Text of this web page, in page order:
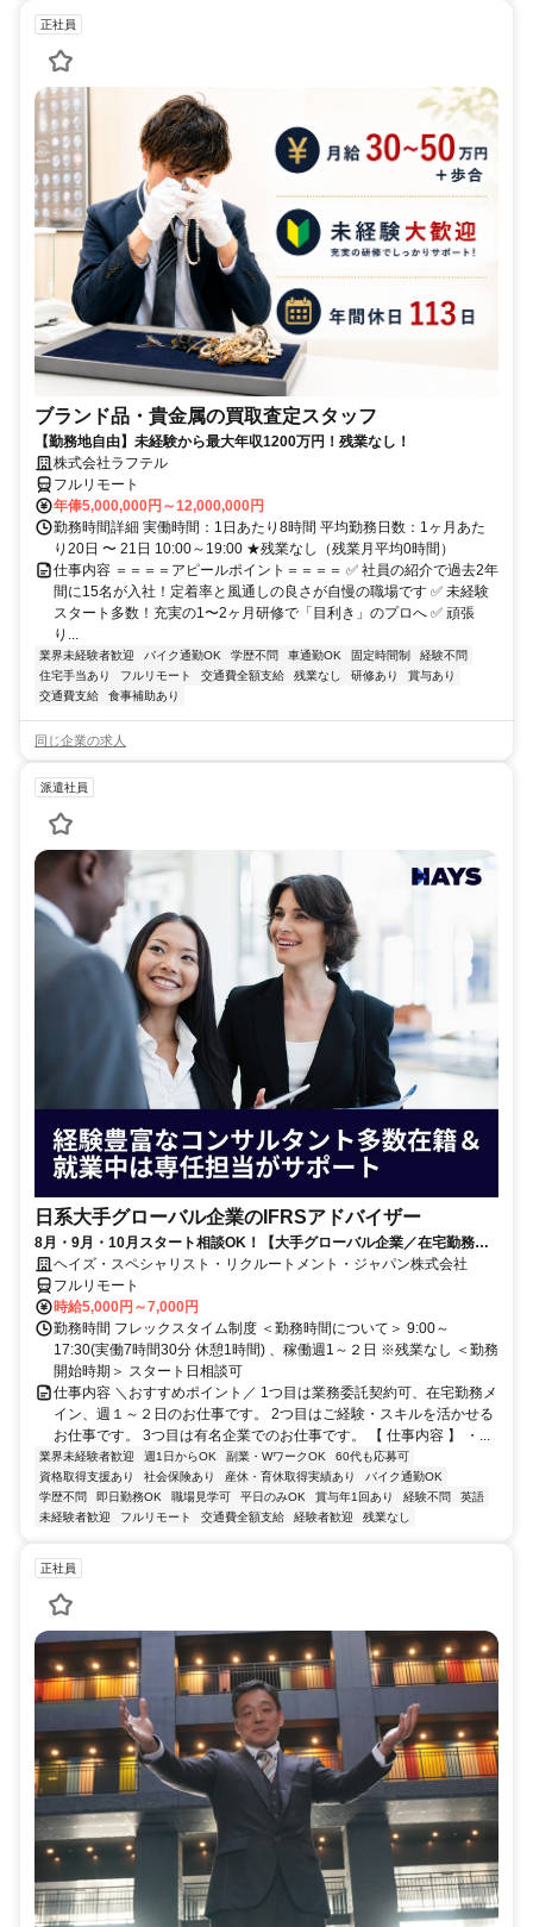
正社員
ブランド品・貴金属の買取査定スタッフ
【勤務地自由】未経験から最大年収1200万円！残業なし！
株式会社ラフテル
フルリモート
年俸5,000,000円～12,000,000円
勤務時間詳細 実働時間：1日あたり8時間 平均勤務日数：1ヶ月あた
り20日 〜 21日 10:00～19:00 ★残業なし（残業月平均0時間）
仕事内容 ＝＝＝＝アピールポイント＝＝＝＝ ✅ 社員の紹介で過去2年
間に15名が入社！定着率と風通しの良さが自慢の職場です ✅ 未経験
スタート多数！充実の1〜2ヶ月研修で「目利き」のプロへ ✅ 頑張
り...
業界未経験者歓迎 バイク通勤OK 学歴不問 車通勤OK 固定時間制
経験不問
住宅手当あり
フルリモート 交通費全額支給 残業なし 研修あり
賞与あり
交通費支給
食事補助あり
同じ企業の求人
派遣社員
日系大手グローバル企業のIFRSアドバイザー
8月・9月・10月スタート相談OK！【大手グローバル企業／在宅勤務メ
イン／週1～2日勤務】IFRSアドバイザー
ヘイズ・スペシャリスト・リクルートメント・ジャパン株式会社
フルリモート
時給5,000円～7,000円
勤務時間 フレックスタイム制度 ＜勤務時間について＞ 9:00～
17:30(実働7時間30分 休憩1時間) 、稼働週1～２日 ※残業なし ＜勤務
開始時期＞ スタート日相談可
仕事内容 ＼おすすめポイント／ 1つ目は業務委託契約可、在宅勤務メ
イン、週１～２日のお仕事です。 2つ目はご経験・スキルを活かせる
お仕事です。 3つ目は有名企業でのお仕事です。 【 仕事内容 】 ・...
業界未経験者歓迎 週1日からOK 副業・WワークOK
60代も応募可
資格取得支援あり
社会保険あり 産休・育休取得実績あり
バイク通勤OK
学歴不問
即日勤務OK 職場見学可 平日のみOK 賞与年1回あり 経験不問
英語
未経験者歓迎
フルリモート 交通費全額支給 経験者歓迎 残業なし
正社員